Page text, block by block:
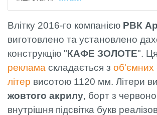
Влітку 2016-го компанією РВК
виготовлено та установлено
конструкцію "КАФЕ ЗОЛОТЕ". Ця
реклама складається з об'ємних
літер висотою 1120 мм. Літери
жовтого акрилу, борт з
внутрішня підсвітка букв